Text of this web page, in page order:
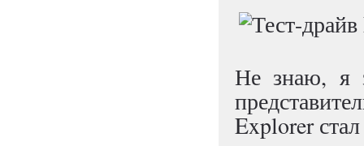
Не знаю, я
Explorer